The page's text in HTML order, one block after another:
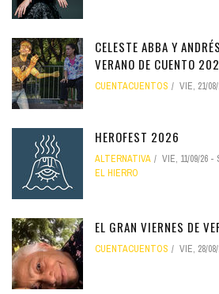
CELESTE ABBA Y
VERANO DE CUENTO
CUENTACUENTOS VIE, 21/
HEROFEST 2026
ALTERNATIVA VIE, 11/09/26 -
EL HIERRO
EL GRAN VIERNES DE
CUENTACUENTOS VIE, 28/